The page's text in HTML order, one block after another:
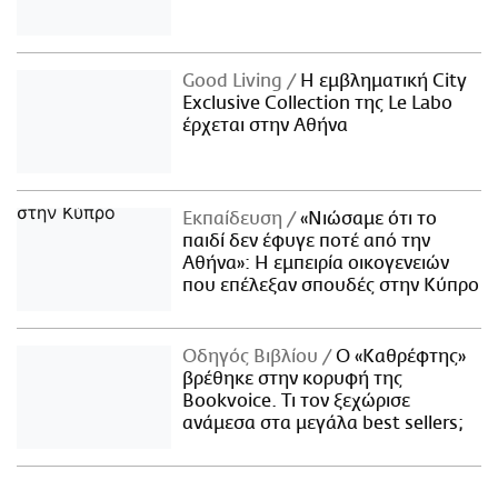
Good Living
Η εμβληματική City
Exclusive Collection της Le Labo
έρχεται στην Αθήνα
Εκπαίδευση
«Νιώσαμε ότι το
παιδί δεν έφυγε ποτέ από την
Αθήνα»: Η εμπειρία οικογενειών
που επέλεξαν σπουδές στην Κύπρο
Οδηγός Βιβλίου
Ο «Καθρέφτης»
βρέθηκε στην κορυφή της
Bookvoice. Τι τον ξεχώρισε
ανάμεσα στα μεγάλα best sellers;